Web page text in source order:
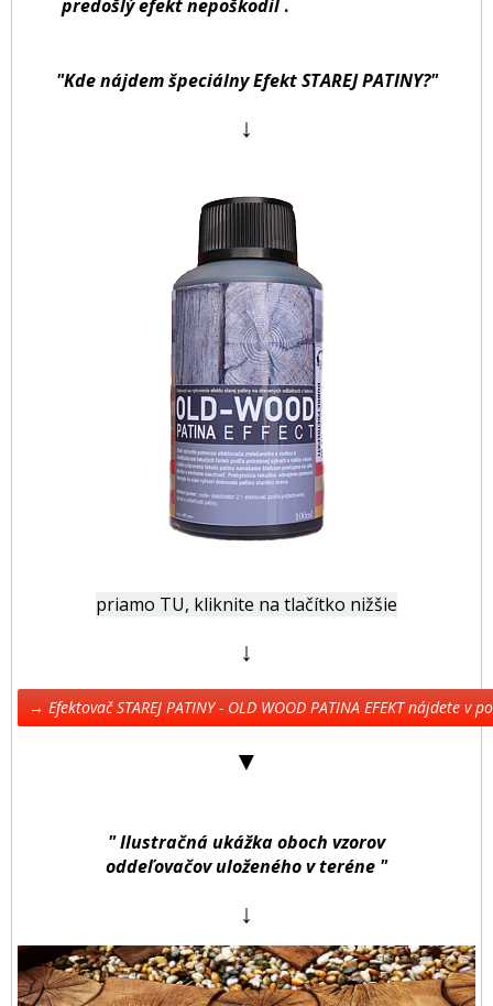
predošlý efekt nepoškodil.
"Kde nájdem špeciálny Efekt STAREJ PATINY?"
↓
priamo TU, kliknite na tlačítko nižšie
↓
→ Efektovač STAREJ PATINY - OLD WOOD PATINA EFEKT nájdete
▼
" Ilustračná ukážka oboch vzorov
oddeľovačov uloženého v teréne "
↓